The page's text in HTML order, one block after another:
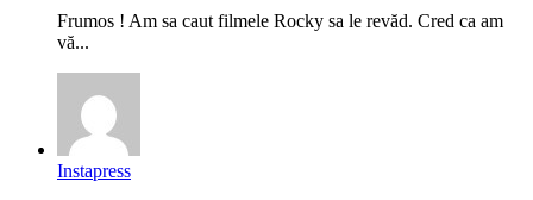
Frumos ! Am sa caut filmele Rocky sa le revăd. Cred ca am
vă...
Instapress